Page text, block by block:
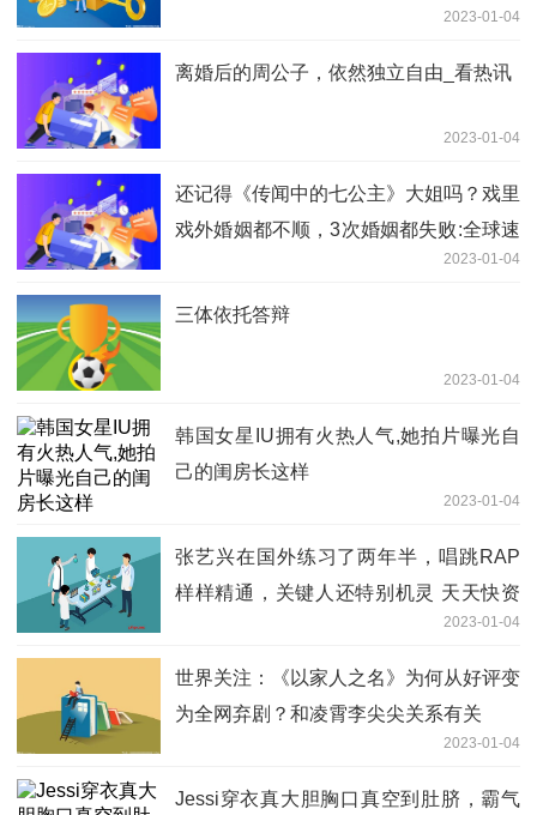
2023-01-04
离婚后的周公子，依然独立自由_看热讯
2023-01-04
还记得《传闻中的七公主》大姐吗？戏里
戏外婚姻都不顺，3次婚姻都失败:全球速
2023-01-04
三体依托答辩
2023-01-04
韩国女星IU拥有火热人气,她拍片曝光自
己的闺房长这样
2023-01-04
张艺兴在国外练习了两年半，唱跳RAP
样样精通，关键人还特别机灵 天天快资
2023-01-04
世界关注：《以家人之名》为何从好评变
为全网弃剧？和凌霄李尖尖关系有关
2023-01-04
Jessi穿衣真大胆胸口真空到肚脐，霸气